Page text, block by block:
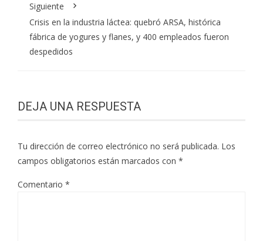
Siguiente
Crisis en la industria láctea: quebró ARSA, histórica
fábrica de yogures y flanes, y 400 empleados fueron
despedidos
DEJA UNA RESPUESTA
Tu dirección de correo electrónico no será publicada. Los
campos obligatorios están marcados con *
Comentario *